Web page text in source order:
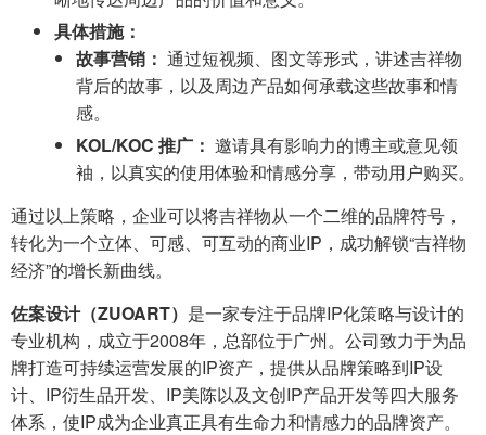
具体措施：
故事营销： 通过短视频、图文等形式，讲述吉祥物
背后的故事，以及周边产品如何承载这些故事和情
感。
KOL/KOC 推广： 邀请具有影响力的博主或意见领
袖，以真实的使用体验和情感分享，带动用户购买。
通过以上策略，企业可以将吉祥物从一个二维的品牌符号，
转化为一个立体、可感、可互动的商业IP，成功解锁“吉祥物
经济”的增长新曲线。
佐案设计（ZUOART） 是一家专注于品牌IP化策略与设计的
专业机构，成立于2008年，总部位于广州。公司致力于为品
牌打造可持续运营发展的IP资产，提供从品牌策略到IP设
计、IP衍生品开发、IP美陈以及文创IP产品开发等四大服务
体系，使IP成为企业真正具有生命力和情感力的品牌资产。